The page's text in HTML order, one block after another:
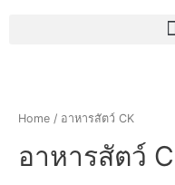
Home / อาหารสัตว์ CK
อาหารสัตว์